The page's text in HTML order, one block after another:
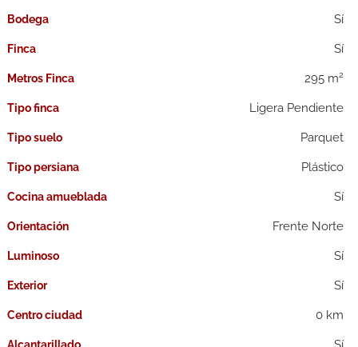
Bodega
Finca
Metros Finca 295 m2
Tipo finca Ligera Pendiente
Tipo suelo Parquet
Tipo persiana Plástico
Cocina amueblada
Orientación Frente Norte
Luminoso
Exterior
Centro ciudad 0 km